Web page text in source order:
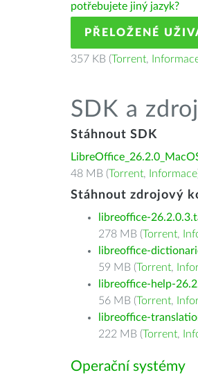
potřebujete jiný jazyk?
PŘELOŽENÉ
357 KB (Torrent,
SDK a
Stáhnout SDK
48 MB (Torrent, Informace
Stáhnout zdrojový
libreoffice-
278 MB (Torrent,
libreoffice-
59 MB (Torrent,
libreoffice-help-
56 MB (Torrent,
libreoffice-
222 MB (Torrent,
Operační systémy